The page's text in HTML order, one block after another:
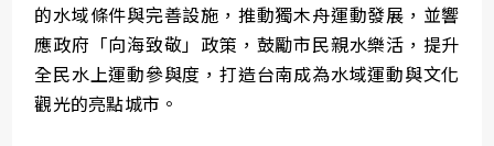
的水域條件與完善設施，推動獨木舟運動發展，並響
應政府「向海致敬」政策，鼓勵市民親水樂活，提升
全民水上運動參與度，打造台南成為水域運動與文化
觀光的亮點城市。